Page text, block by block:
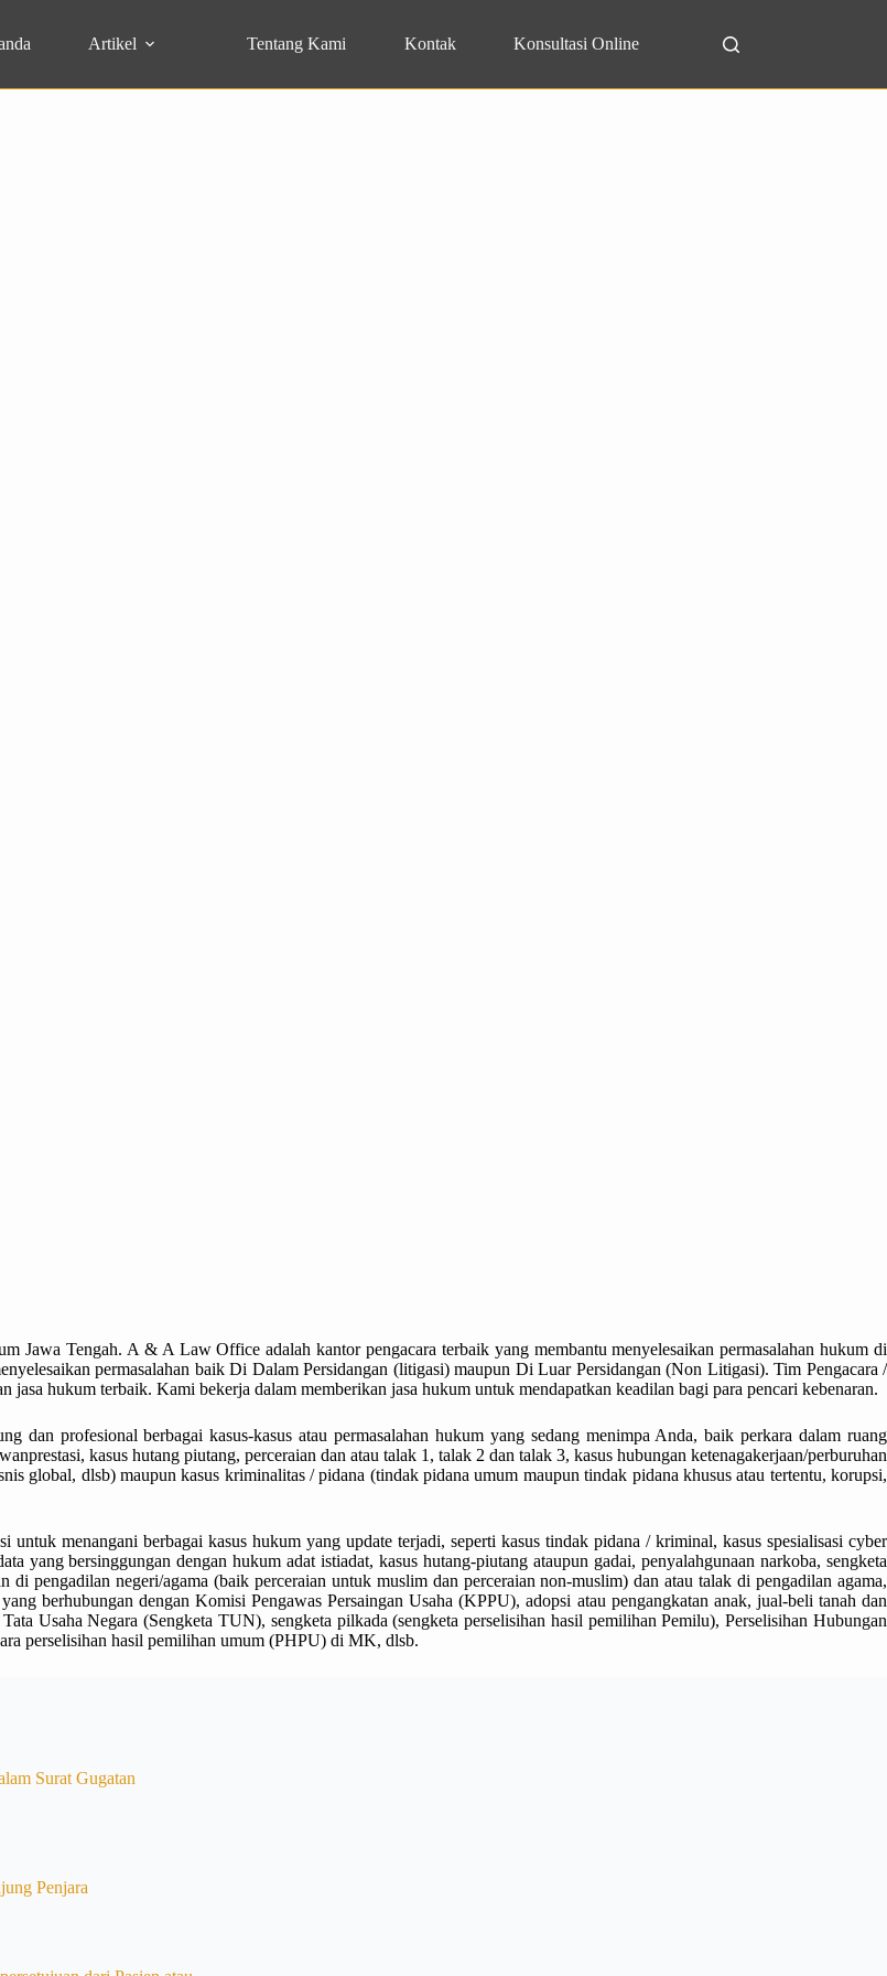
Artikel Tentang Kami Kontak Konsultasi Online
Jawa Tengah. A & A Law Office adalah kantor pengacara terbaik yang membantu menyelesaikan permasalahan hukum di
permasalahan baik Di Dalam Persidangan (litigasi) maupun Di Luar Persidangan (Non Litigasi). Tim Pengacara /
hukum terbaik. Kami bekerja dalam memberikan jasa hukum untuk mendapatkan keadilan bagi para pencari kebenaran.
dan profesional berbagai kasus-kasus atau permasalahan hukum yang sedang menimpa Anda, baik perkara dalam ruang
kasus hutang piutang, perceraian dan atau talak 1, talak 2 dan talak 3, kasus hubungan ketenagakerjaan/perburuhan
global, dlsb) maupun kasus kriminalitas / pidana (tindak pidana umum maupun tindak pidana khusus atau tertentu, korupsi,
menangani berbagai kasus hukum yang update terjadi, seperti kasus tindak pidana / kriminal, kasus spesialisasi cyber
yang bersinggungan dengan hukum adat istiadat, kasus hutang-piutang ataupun gadai, penyalahgunaan narkoba, sengketa
pengadilan negeri/agama (baik perceraian untuk muslim dan perceraian non-muslim) dan atau talak di pengadilan agama,
berhubungan dengan Komisi Pengawas Persaingan Usaha (KPPU), adopsi atau pengangkatan anak, jual-beli tanah dan
Usaha Negara (Sengketa TUN), sengketa pilkada (sengketa perselisihan hasil pemilihan Pemilu), Perselisihan Hubungan
perselisihan hasil pemilihan umum (PHPU) di MK, dlsb.
Surat Gugatan
Penjara